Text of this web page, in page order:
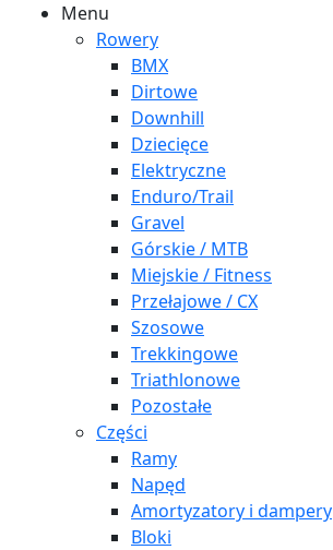
Menu
Rowery
BMX
Dirtowe
Downhill
Dziecięce
Elektryczne
Enduro/Trail
Gravel
Górskie / MTB
Miejskie / Fitness
Przełajowe / CX
Szosowe
Trekkingowe
Triathlonowe
Pozostałe
Części
Ramy
Napęd
Amortyzatory i dampery
Bloki